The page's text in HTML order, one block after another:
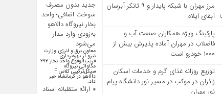
مرز مهران با شبکه پایدار و ۹ تانکر آبرسان
آبفای ایلام
پارکینگ ویژه همکاران صنعت آب و
فاضلاب در مهران آماده پذیرش بیش از
۱۰۰۰ خودرو است
توزیع روزانه غذای گرم و خدمات اسکان
زائران در موکب در مسیر نور دانشگاه پیام
نور مهران
جدید بدون مصرف
سوخت اضافی؛ واحد
بخار نیروگاه دالاهو
به‌زودی وارد مدار
می‌شود
معاون برق و انرژی وزارت
نیرو از بهره‌برداری
قریب‌الوقوع واحد بخار ۲۹۲
مگاواتی نیروگاه
سیکل‌ترکیبی کلاس F
دالاهو در کرمانشاه خبر
داد.
ارائه متقلبانه اسناد